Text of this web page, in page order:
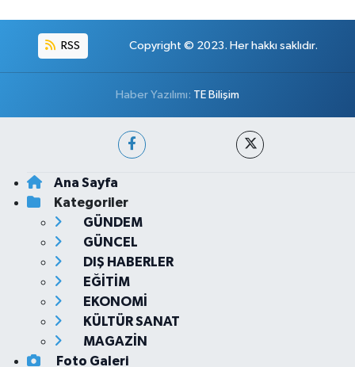
RSS Copyright © 2023. Her hakkı saklıdır.
Haber Yazılımı: TE Bilişim
Ana Sayfa
Kategoriler
GÜNDEM
GÜNCEL
DIŞ HABERLER
EĞİTİM
EKONOMİ
KÜLTÜR SANAT
MAGAZİN
Foto Galeri